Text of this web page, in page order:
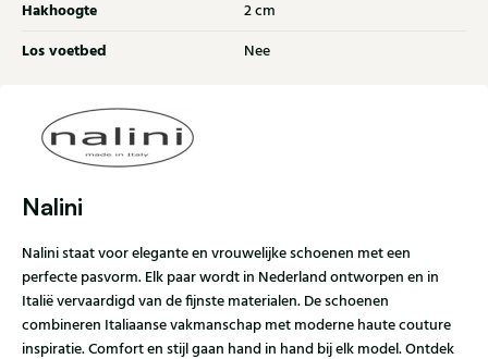
Hakhoogte 2 cm
Los voetbed Nee
Nalini
Nalini staat voor elegante en vrouwelijke schoenen met een
perfecte pasvorm. Elk paar wordt in Nederland ontworpen en in
Italië vervaardigd van de fijnste materialen. De schoenen
combineren Italiaanse vakmanschap met moderne haute couture
inspiratie. Comfort en stijl gaan hand in hand bij elk model. Ontdek